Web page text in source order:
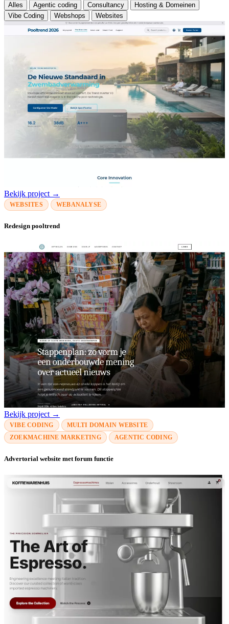
Alles Agentic coding Consultancy
Hosting & Domeinen
Vibe Coding
Webshops Websites
Bekijk project →
WEBSITES WEBANALYSE
Redesign pooltrend
Bekijk project →
VIBE CODING
MULTI DOMAIN WEBSITE
ZOEKMACHINE MARKETING
AGENTIC CODING
Advertorial website met forum functie